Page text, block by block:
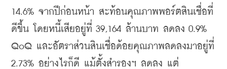
14.6% จากปีก่อนหน้า สะท้อนคุณภาพพอร์ตสินเชื่อที่
ดีขึ้น โดยหนี้เสียอยู่ที่ 39,164 ล้านบาท ลดลง 0.9%
QoQ และอัตราส่วนสินเชื่อด้อยคุณภาพลดลงมาอยู่ที่
2.73% อย่างไรก็ดี แม้ตั้งสำรองฯ ลดลง แต่